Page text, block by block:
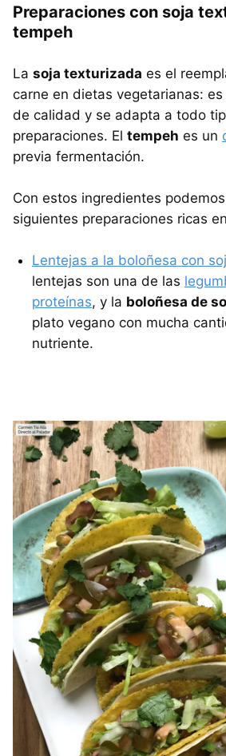
Preparaciones con soja
tempeh
La soja texturizada es el
carne en dietas vegetarianas:
de calidad y se adapta a todo
preparaciones. El tempeh es un
previa fermentación.
Con estos ingredientes
siguientes preparaciones ricas
Lentejas a la boloñesa con
lentejas son una de las
proteínas, y la boloñesa de
plato vegano con mucha
nutriente.